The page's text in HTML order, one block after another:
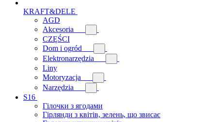
KRAFT&DELE
AGD
Akcesoria
CZĘŚCI
Dom i ogród
Elektronarzędzia
Liny
Motoryzacja
Narzędzia
S16
Гілочки з ягодами
Гірлянди з квітів, зелень, що звисає